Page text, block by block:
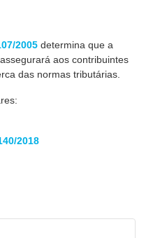
2005 determina que a
aos contribuintes
das normas tributárias.
2018